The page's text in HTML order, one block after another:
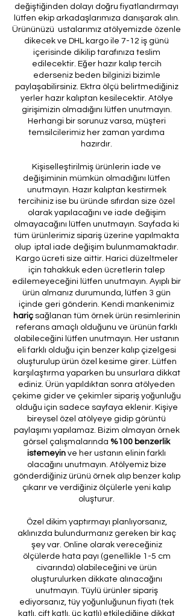
değiştiğinden dolayı doğru fiyatlandırmayı
lütfen ekip arkadaşlarımıza danışarak alın.
Ürününüzü ustalarımız atölyemizde özenle
dikecek ve DHL kargo ile 7-12 iş günü
içerisinde dikilip tarafınıza teslim
edilecektir. Eğer hazır kalıp tercih
ederseniz beden bilginizi bizimle
paylaşabilirsiniz. Ektra ölçü belirtmediğiniz
yerler hazır kalıptan kesilecektir. Atölye
girişimizin olmadığını lütfen unutmayın.
Herhangi bir sorunuz varsa, müşteri
temsilcilerimiz her zaman yardıma
hazırdır.
Kişiselleştirilmiş ürünlerin iade ve
değişiminin mümkün olmadığını lütfen
unutmayın. Hazır kalıptan kestirmek
tercihiniz ise bu üründe sıfırdan size özel
olarak yapılacağını ve iade değişim
olmayacağını lütfen unutmayın. Sayfada ki
tüm ürünlerimiz sipariş üzerine yapılmakta
olup iptal iade değişim bulunmamaktadır.
Kargo ücreti size aittir. Harici düzeltmeler
için tahakkuk eden ücretlerin talep
edilemeyeceğini lütfen unutmayın. Ayıplı bir
ürün almanız durumunda, lütfen 3 gün
içinde geri gönderin. Kendi mankenimiz
hariçsağlanan tüm örnek ürün resimlerinin
referans amaçlı olduğunu ve ürünün farklı
olabileceğini lütfen unutmayın. Her ustanın
eli farklı olduğu için benzer kalıp çizelgesi
oluşturulup ürün özel kesime girer. Lütfen
karşılaştırma yaparken bu unsurlara dikkat
ediniz. Ürün yapıldıktan sonra atölyeden
çekime gider ve çekimler sipariş yoğunluğu
olduğu için sadece sayfaya eklenir. Kişiye
bireysel özel atölyeye gidip görüntü
paylaşımı yapılamaz. Bizim olmayan örnek
görsel çalışmalarında %100 benzerlik
istemeyin ve her ustanın elinin farklı
olacağını unutmayın. Atölyemiz bize
gönderdiğiniz ürünü örnek alıp benzer kalıp
çıkarır ve verdiğiniz ölçülerle yeni kalıp
oluşturur.
Özel dikim yaptırmayı planlıyorsanız,
aklınızda bulundurmanız gereken bir kaç
şey var. Online olarak vereceğiniz
ölçülerde hata payı (genellikle 1-5 cm
civarında) olabileceğini ve ürün
oluşturulurken dikkate alınacağını
unutmayın. Tüylü ürünler sipariş
ediyorsanız, tüy yoğunluğunun fiyatı (tek
katlı, çift katlı, üç katlı) etkilediğine dikkat